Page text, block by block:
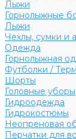
Лыжи
Горнолыжные
Лыжи
Чехлы, сумки и
Одежда
Горнолыжная
Футболки /
Шорты
Головные уборы
Гидроодежда
Гидрокостюмы
Неопреновая
Перчатки для